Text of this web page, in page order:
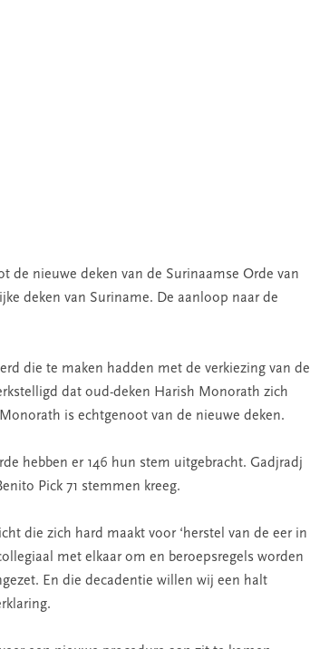
de nieuwe deken van de Surinaamse Orde van
deken van Suriname. De aanloop naar de
die te maken hadden met de verkiezing van de
dat oud-deken Harish Monorath zich
is echtgenoot van de nieuwe deken.
hebben er 146 hun stem uitgebracht. Gadjradj
Pick 71 stemmen kreeg.
die zich hard maakt voor ‘herstel van de eer in
met elkaar om en beroepsregels worden
En die decadentie willen wij een halt